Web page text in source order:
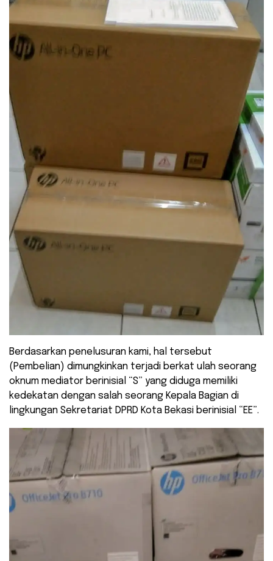
Berdasarkan penelusuran kami, hal tersebut
(Pembelian) dimungkinkan terjadi berkat ulah seorang
oknum mediator berinisial “S” yang diduga memiliki
kedekatan dengan salah seorang Kepala Bagian di
lingkungan Sekretariat DPRD Kota Bekasi berinisial “EE”.